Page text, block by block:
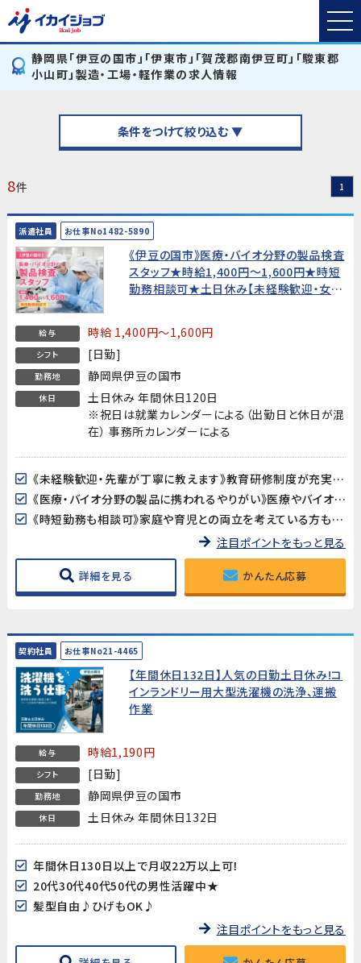
静岡県「伊豆の国市」「伊東市」「賀茂郡南伊豆町」「駿東郡
小山町」製造・工場・軽作業の求人情報
条件をつけて絞り込む ▼
8件 1
派遣社員 お仕事No1482-5890
《伊豆の国市》医療・バイオ分野の製品検査
スタッフ★時給1,400円〜1,600円★時短
勤務相談可★土日休み【未経験歓迎・女性
給与 時給 1,400円～1,600円
シフト [日勤]
勤務地 静岡県伊豆の国市
休日
土日休み 年間休日120日
※祝日は就業カレンダーによる（出勤日と休日が混
在） 事務所カレンダーによる
《未経験歓迎・先輩が丁寧に教えます》教育研修制度が充実しているので、製造・検査業務が初めての方も安心してスタートできます。アットホームな職場で長く働きやすい環境です。
《医療・バイオ分野の製品に携われるやりがい》医療やバイオ分野で使用されるマイクロ流路チップの品質を守る、社会に貢献できるお仕事です。クリーンルームでの作業で清潔な環境が保たれています。
《時短勤務も相談可》家庭や育児との両立を考えている方も歓迎。時短勤務のご相談に対応しています。家庭都合での休みも取りやすい職場です。
注目ポイントをもっと見る
詳細を見る かんたん応募
契約社員 お仕事No21-4465
【年間休日132日】人気の日勤土日休み!コ
インランドリー用大型洗濯機の洗浄、運搬
作業
給与 時給1,190円
シフト [日勤]
勤務地 静岡県伊豆の国市
休日 土日休み 年間休日132日
年間休日130日以上で月収22万以上可！
20代30代40代50代の男性活躍中★
髪型自由♪ひげもOK♪
注目ポイントをもっと見る